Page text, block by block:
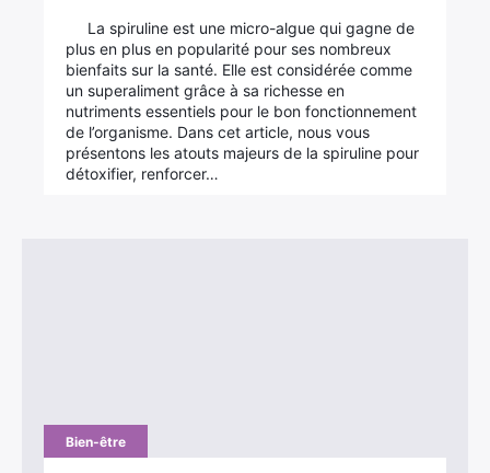
La spiruline est une micro-algue qui gagne de
plus en plus en popularité pour ses nombreux
bienfaits sur la santé. Elle est considérée comme
un superaliment grâce à sa richesse en
nutriments essentiels pour le bon fonctionnement
de l’organisme. Dans cet article, nous vous
présentons les atouts majeurs de la spiruline pour
détoxifier, renforcer…
Bien-être